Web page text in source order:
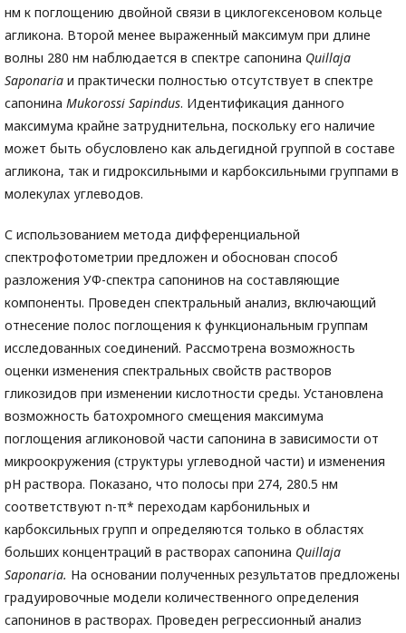
нм к поглощению двойной связи в циклогексеновом кольце
агликона. Второй менее выраженный максимум при длине
волны 280 нм наблюдается в спектре сапонина Quillaja
Saponaria и практически полностью отсутствует в спектре
сапонина Mukorossi Sapindus. Идентификация данного
максимума крайне затруднительна, поскольку его наличие
может быть обусловлено как альдегидной группой в составе
агликона, так и гидроксильными и карбоксильными группами в
молекулах углеводов.
С использованием метода дифференциальной
спектрофотометрии предложен и обоснован способ
разложения УФ-спектра сапонинов на составляющие
компоненты. Проведен спектральный анализ, включающий
отнесение полос поглощения к функциональным группам
исследованных соединений. Рассмотрена возможность
оценки изменения спектральных свойств растворов
гликозидов при изменении кислотности среды. Установлена
возможность батохромного смещения максимума
поглощения агликоновой части сапонина в зависимости от
микроокружения (структуры углеводной части) и изменения
рН раствора. Показано, что полосы при 274, 280.5 нм
соответствуют n-π* переходам карбонильных и
карбоксильных групп и определяются только в областях
больших концентраций в растворах сапонина Quillaja
Saponaria. На основании полученных результатов предложены
градуировочные модели количественного определения
сапонинов в растворах. Проведен регрессионный анализ